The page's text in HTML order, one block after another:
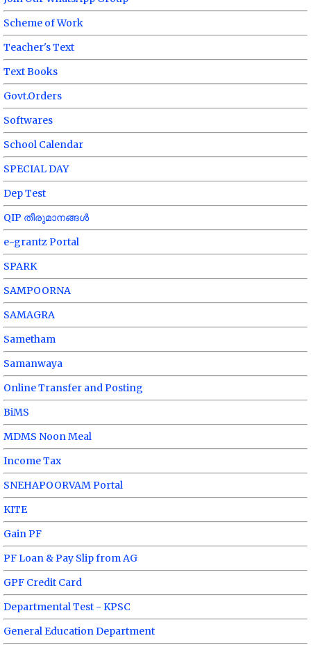
Scheme of Work
Teacher's Text
Text Books
Govt.Orders
Softwares
School Calendar
SPECIAL DAY
Dep Test
QIP തീരുമാനങ്ങൾ
e-grantz Portal
SPARK
SAMPOORNA
SAMAGRA
Sametham
Samanwaya
Online Transfer and Posting
BiMS
MDMS Noon Meal
Income Tax
SNEHAPOORVAM Portal
KITE
Gain PF
PF Loan & Pay Slip from AG
GPF Credit Card
Departmental Test - KPSC
General Education Department